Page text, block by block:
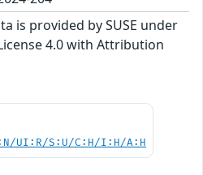
is provided by SUSE under
4.0 with Attribution
UI:R/S:U/C:H/I:H/A:H